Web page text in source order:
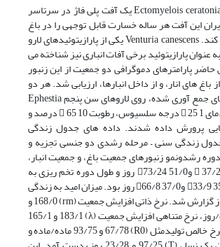
کرم گلوگاه انار Ectomyelois ceratoniae یک آفت پلی فاژ در سرتاسر
این آفت هر ساله خسارت قابل توجهی را در باغ
های انار ایجاد می کند. Venturia canescens یکی از پارازیتوئیدهای لارو
پارازیتوئید برخی آفات انباری نیز شناخته می
پارامترهای دموگرافی دو جمعیت از این زنبور
های انار، و از داخل انبارها، ارزیابی شد. هر دو
جمعیت از زنبورهای جمع آوری شده، روی لاروهای سن پنجم Ephestia
kuehniella ، در دمای 1  25 درجه سلسیوس، رطوبت 10  65 درصد و
پرورش داده شدند. داده های جدول زندگی
زندگی سنی – مرحله رشدی دو جنسی تجزیه و
رشدونمو زنبورهای جمعیت باغ، و جمعیت انبار،
به ترتیب 49/0  37/22 و51/0 73/24 روز و طول دوره تخم ریزی به
ترتیب برابر با 35/0 33/9 و37/0 66/8 روز بود. میزان امید به زندگی
07/15و 85/18 روز گزارش شد. نرخ ذاتی افزایش جمعیت (rm) 168/0 و
153/0 ماده/ماده/روز، نرخ متناهی افزایش جمعیت (λ) 183/1 و 165/1
ماده/ماده/روز، نرخ خالص تولیدمثل (R0) 67/78 و 93/75 ماده/ماده و